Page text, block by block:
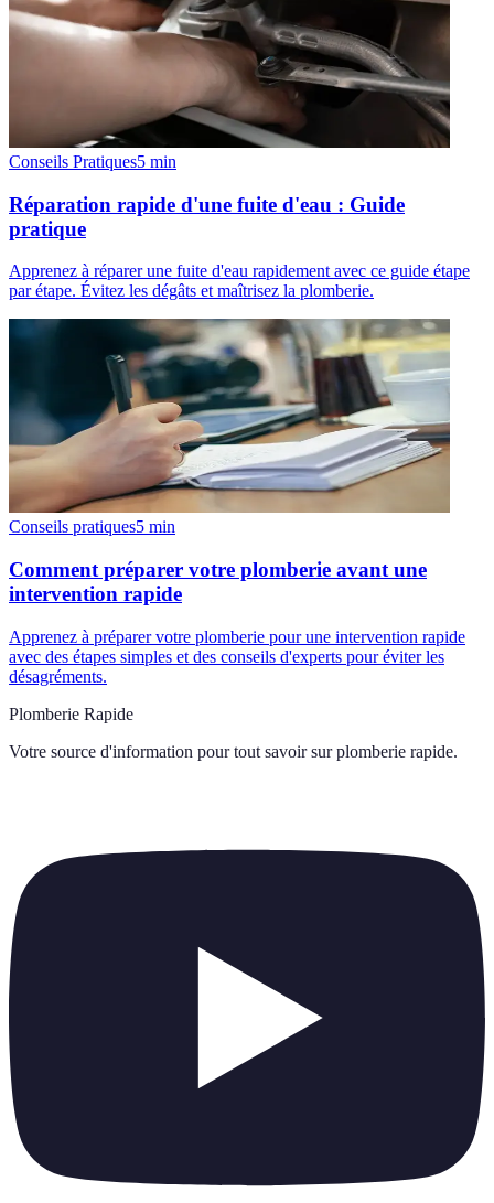
Conseils Pratiques5 min
Réparation rapide d'une fuite d'eau : Guide
pratique
Apprenez à réparer une fuite d'eau rapidement avec ce guide étape
par étape. Évitez les dégâts et maîtrisez la plomberie.
Conseils pratiques5 min
Comment préparer votre plomberie avant une
intervention rapide
Apprenez à préparer votre plomberie pour une intervention rapide
avec des étapes simples et des conseils d'experts pour éviter les
désagréments.
Plomberie Rapide
Votre source d'information pour tout savoir sur plomberie rapide.